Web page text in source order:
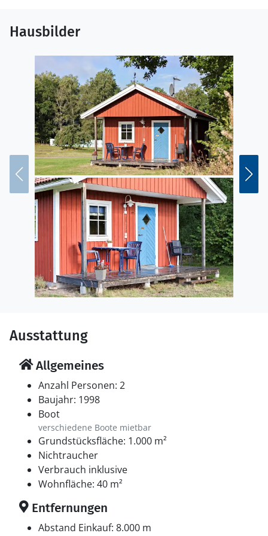
Hausbilder
Ausstattung
Allgemeines
Anzahl Personen: 2
Baujahr: 1998
Boot
verschiedene Boote mietbar
Grundstücksfläche: 1.000 m²
Nichtraucher
Verbrauch inklusive
Wohnfläche: 40 m²
Entfernungen
Abstand Einkauf: 8.000 m